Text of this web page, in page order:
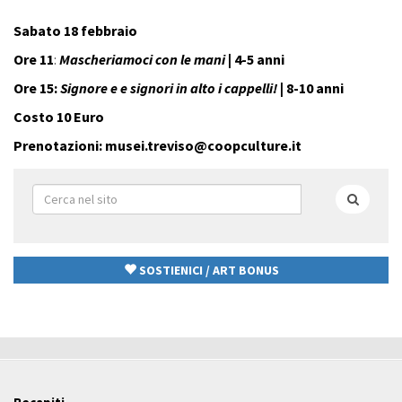
Sabato 18 febbraio
Ore 11: Mascheriamoci con le mani| 4-5 anni
Ore 15:Signore e e signori in alto i cappelli! | 8-10 anni
Costo 10 Euro
Prenotazioni: musei.treviso@coopculture.it
Form
di
SOSTIENICI / ART BONUS